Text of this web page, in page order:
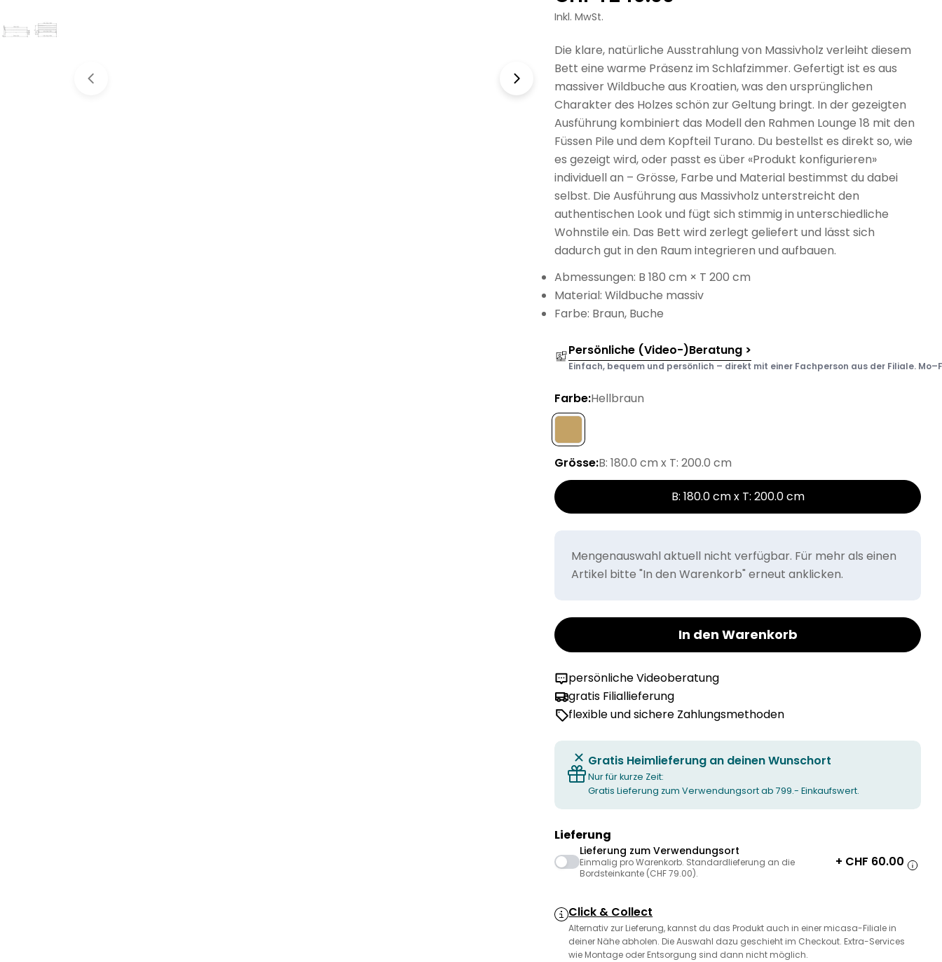
Preis
Inkl. MwSt.
Die klare, natürliche Ausstrahlung von Massivholz verleiht diesem
Bett eine warme Präsenz im Schlafzimmer. Gefertigt ist es aus
massiver Wildbuche aus Kroatien, was den ursprünglichen
Charakter des Holzes schön zur Geltung bringt. In der gezeigten
Ausführung kombiniert das Modell den Rahmen Lounge 18 mit den
Füssen Pile und dem Kopfteil Turano. Du bestellst es direkt so, wie
es gezeigt wird, oder passt es über «Produkt konfigurieren»
individuell an – Grösse, Farbe und Material bestimmst du dabei
selbst. Die Ausführung aus Massivholz unterstreicht den
authentischen Look und fügt sich stimmig in unterschiedliche
Wohnstile ein. Das Bett wird zerlegt geliefert und lässt sich
dadurch gut in den Raum integrieren und aufbauen.
Abmessungen: B 180 cm × T 200 cm
Material: Wildbuche massiv
Farbe: Braun, Buche
Persönliche (Video-)Beratung >
Einfach, bequem und persönlich – direkt mit einer Fachperson aus der Filiale. Mo–Fr
Farbe:Hellbraun
Grösse:B: 180.0 cm x T: 200.0 cm
B: 180.0 cm x T: 200.0 cm
Mengenauswahl aktuell nicht verfügbar. Für mehr als einen
Artikel bitte "In den Warenkorb" erneut anklicken.
In den Warenkorb
persönliche Videoberatung
gratis Filiallieferung
flexible und sichere Zahlungsmethoden
Gratis Heimlieferung an deinen Wunschort
Nur für kurze Zeit:
Gratis Lieferung zum Verwendungsort ab 799.- Einkaufswert.
Lieferung
Lieferung zum Verwendungsort
Einmalig pro Warenkorb. Standardlieferung an die
Bordsteinkante (CHF 79.00).
+ CHF 60.00
Click & Collect
Alternativ zur Lieferung, kannst du das Produkt auch in einer micasa-Filiale in
deiner Nähe abholen. Die Auswahl dazu geschieht im Checkout. Extra-Services
wie Montage oder Entsorgung sind dann nicht möglich.